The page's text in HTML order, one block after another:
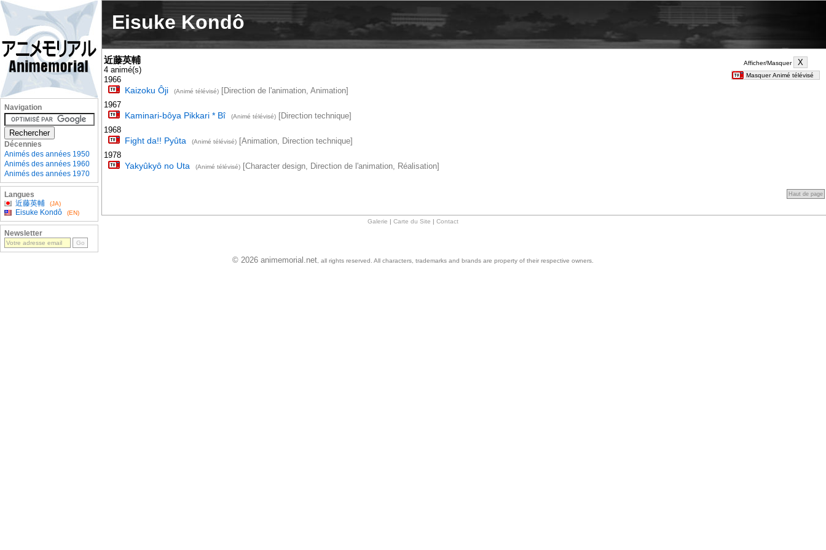
Eisuke Kondô
Afficher/Masquer
近藤英輔
4 animé(s)
1966
Kaizoku Ôji (Animé télévisé)[Direction de l'animation, Animation]
1967
Kaminari-bôya Pikkari * Bî (Animé télévisé)[Direction technique]
1968
Fight da!! Pyûta (Animé télévisé)[Animation, Direction technique]
1978
Yakyûkyô no Uta (Animé télévisé)[Character design, Direction de l'animation, Réalisation]
Haut de page
Galerie Carte du Site Contact
Navigation
Décennies
Animés des années 1950
Animés des années 1960
Animés des années 1970
Langues
近藤英輔
(JA)
Eisuke Kondô (EN)
Newsletter
© 2026 animemorial.net , all rights reserved. All characters, trademarks and brands are property of their respective owners.